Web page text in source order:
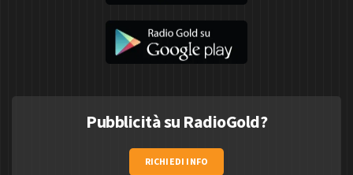
Pubblicità su RadioGold?
RICHIEDI INFO